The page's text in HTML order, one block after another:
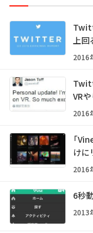
上
2016
VR
2016
「
けに
2016
6秒
2013